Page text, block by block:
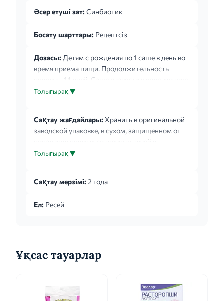
Әсер етуші зат: Синбиотик
Босату шарттары: Рецептсіз
Дозасы: Детям с рождения по 1 саше в день во
время приема пищи. Продолжительность
приема - 14 дней. Саше развести в воде, молоке,
соке, можно добавить в детское питание. Не
Толығырақ ▼
Сақтау жағдайлары: Хранить в оригинальной
заводской упаковке, в сухом, защищенном от
попадания прямых солнечных лучей и
недоступном для детей месте, при температуре
Толығырақ ▼
Сақтау мерзімі: 2 года
Ел: Ресей
Ұқсас тауарлар